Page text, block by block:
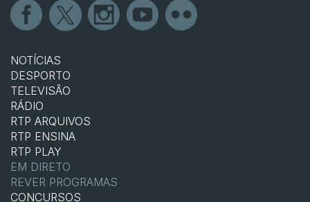
NOTÍCIAS
DESPORTO
TELEVISÃO
RÁDIO
RTP ARQUIVOS
RTP ENSINA
RTP PLAY
EM DIRETO
REVER PROGRAMAS
CONCURSOS